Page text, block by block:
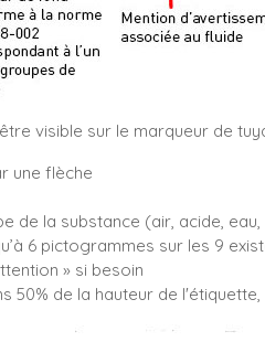
visible sur le marqueur de
une flèche
de la substance (air, acide,
6 pictogrammes sur les 9
» si besoin
50% de la hauteur de